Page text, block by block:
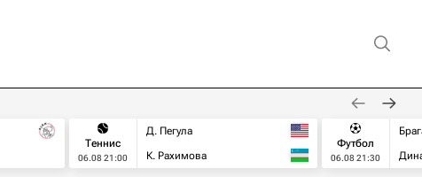
Теннис
06.08 21:00
Д. Пегула
К. Рахимова
Футбол
06.08 21:30